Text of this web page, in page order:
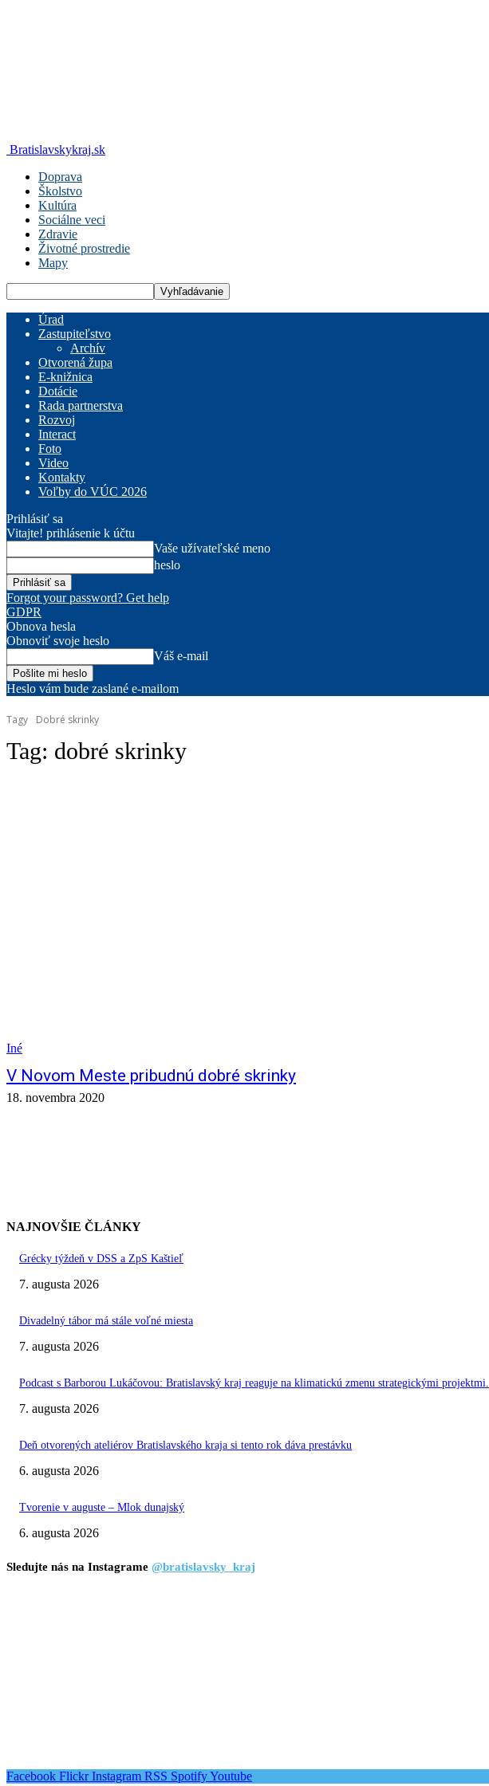
Bratislavskykraj.sk
Doprava
Školstvo
Kultúra
Sociálne veci
Zdravie
Životné prostredie
Mapy
Úrad
Zastupiteľstvo
Archív
Otvorená župa
E-knižnica
Dotácie
Rada partnerstva
Rozvoj
Interact
Foto
Video
Kontakty
Voľby do VÚC 2026
Prihlásiť sa
Vitajte! prihlásenie k účtu
Vaše užívateľské meno
heslo
Forgot your password? Get help
GDPR
Obnova hesla
Obnoviť svoje heslo
Váš e-mail
Heslo vám bude zaslané e-mailom
Tagy Dobré skrinky
Tag: dobré skrinky
Iné
V Novom Meste pribudnú dobré skrinky
18. novembra 2020
NAJNOVŠIE ČLÁNKY
Grécky týždeň v DSS a ZpS Kaštieľ
7. augusta 2026
Divadelný tábor má stále voľné miesta
7. augusta 2026
Podcast s Barborou Lukáčovou: Bratislavský kraj reaguje na klimatickú zmenu strategickými projektmi.
7. augusta 2026
Deň otvorených ateliérov Bratislavského kraja si tento rok dáva prestávku
6. augusta 2026
Tvorenie v auguste – Mlok dunajský
6. augusta 2026
Sledujte nás na Instagrame @bratislavsky_kraj
Facebook Flickr Instagram RSS SpotifyYoutube